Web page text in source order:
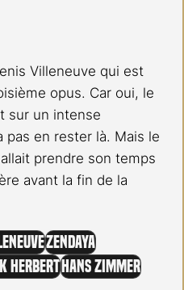
Villeneuve qui est
opus. Car oui, le
sur un intense
pas en rester là. Mais le
prendre son temps
avant la fin de la
Zendaya
HerbertHans Zimmer